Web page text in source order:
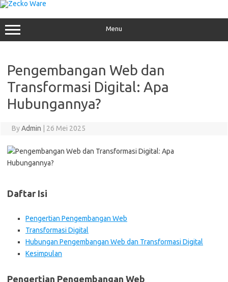
Skip
to
content
Menu
Pengembangan Web dan
Transformasi Digital: Apa
Hubungannya?
ByAdmin 26 Mei 2025
Daftar Isi
Pengertian Pengembangan Web
Transformasi Digital
Hubungan Pengembangan Web dan Transformasi Digital
Kesimpulan
Pengertian Pengembangan Web